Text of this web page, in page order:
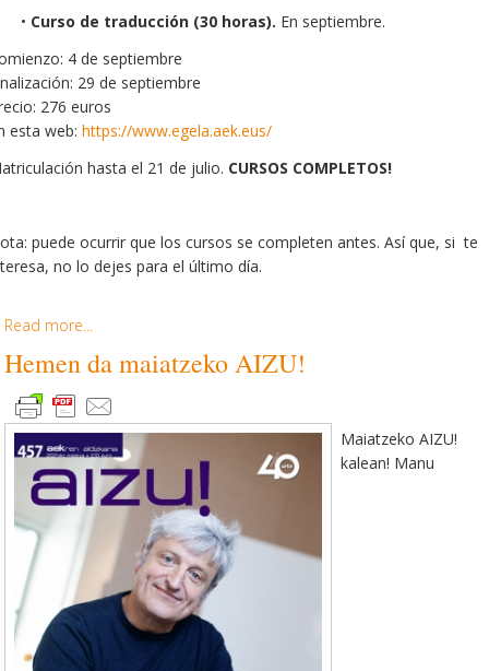
• Curso de traducción (30 horas). En septiembre.
4 de septiembre
29 de septiembre
276 euros
esta web: https://www.egela.aek.eus/
hasta el 21 de julio. CURSOS COMPLETOS!
puede ocurrir que los cursos se completen antes. Así que, si te
no lo dejes para el último día.
Read more...
Hemen da maiatzeko AIZU!
Maiatzeko AIZU!
kalean! Manu